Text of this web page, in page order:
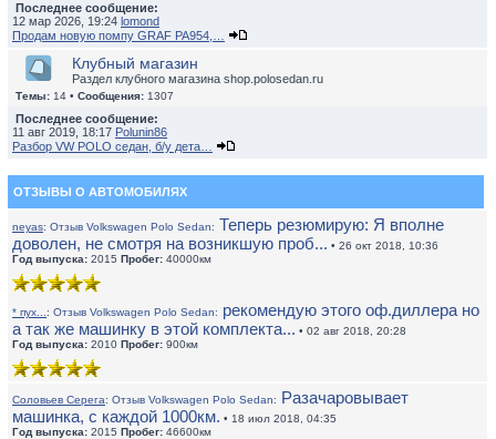
Последнее сообщение:
12 мар 2026, 19:24 lomond
Продам новую помпу GRAF PA954,…
Клубный магазин
Раздел клубного магазина shop.polosedan.ru
Темы: 14 • Сообщения: 1307
Последнее сообщение:
11 авг 2019, 18:17 Polunin86
Разбор VW POLO седан, б/у дета…
ОТЗЫВЫ О АВТОМОБИЛЯХ
neyas: Отзыв Volkswagen Polo Sedan: Теперь резюмирую: Я вполне
доволен, не смотря на возникшую проб... • 26 окт 2018, 10:36
Год выпуска: 2015 Пробег: 40000км
* пух... : Отзыв Volkswagen Polo Sedan: рекомендую этого оф.диллера но
а так же машинку в этой комплекта... • 02 авг 2018, 20:28
Год выпуска: 2010 Пробег: 900км
Соловьев Серега: Отзыв Volkswagen Polo Sedan: Разачаровывает
машинка, с каждой 1000км. • 18 июл 2018, 04:35
Год выпуска: 2015 Пробег: 46600км